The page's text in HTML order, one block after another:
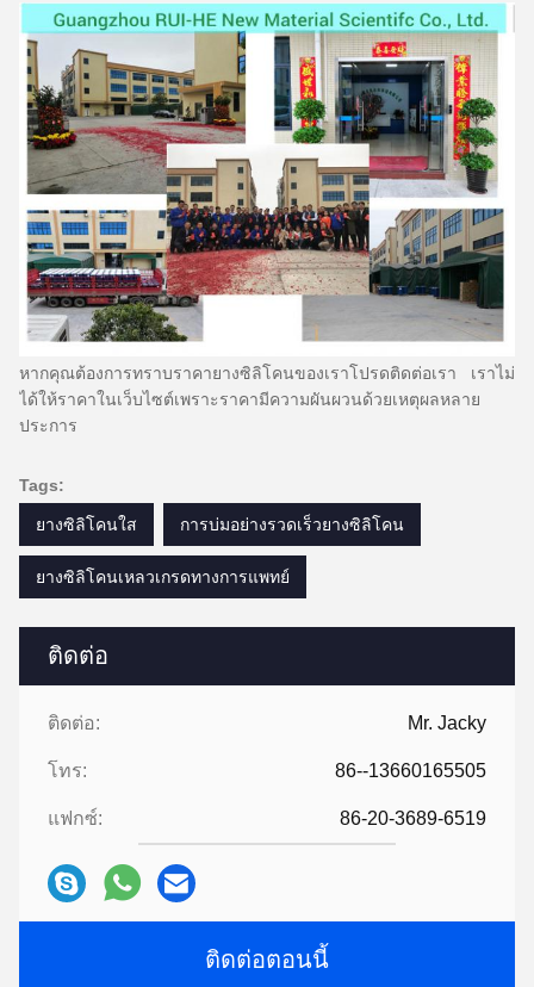
ติดต่อ
ติดต่อ: Mr. Jacky
โทร: 86--13660165505
แฟกซ์: 86-20-3689-6519
ติดต่อตอนนี้
หากคุณต้องการทราบราคายางซิลิโคนของเราโปรดติดต่อเรา
เราไม่
ได้ให้ราคาในเว็บไซต์เพราะราคามีความผันผวนด้วยเหตุผลหลาย
ประการ
Tags:
ยางซิลิโคนใส การบ่มอย่างรวดเร็วยางซิลิโคน
ยางซิลิโคนเหลวเกรดทางการแพทย์